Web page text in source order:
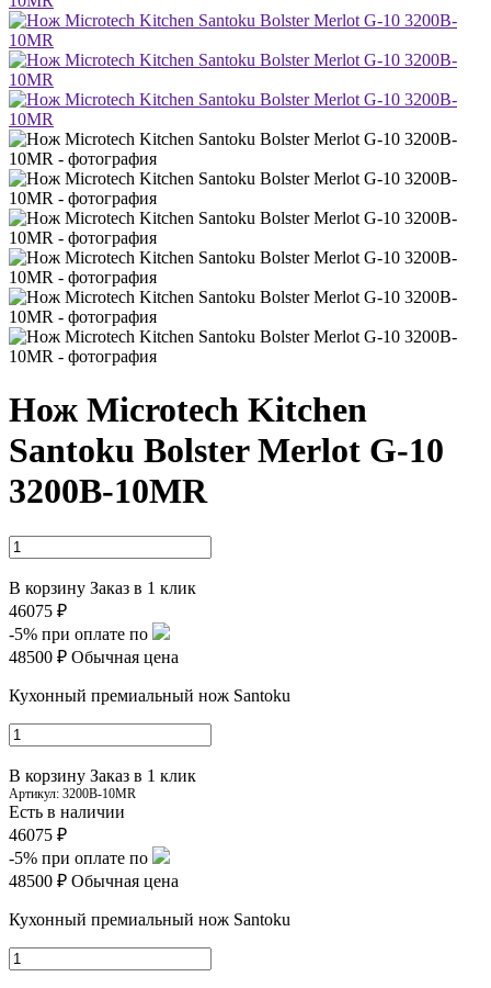
Нож Microtech Kitchen
Santoku Bolster Merlot G-10
3200B-10MR
В корзину Заказ в 1 клик
46075 ₽
-5% при оплате по
48500 ₽ Обычная цена
Кухонный премиальный нож Santoku
В корзину Заказ в 1 клик
Артикул: 3200B-10MR
Есть в наличии
46075 ₽
-5% при оплате по
48500 ₽ Обычная цена
Кухонный премиальный нож Santoku